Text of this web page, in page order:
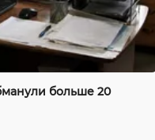
больше 20